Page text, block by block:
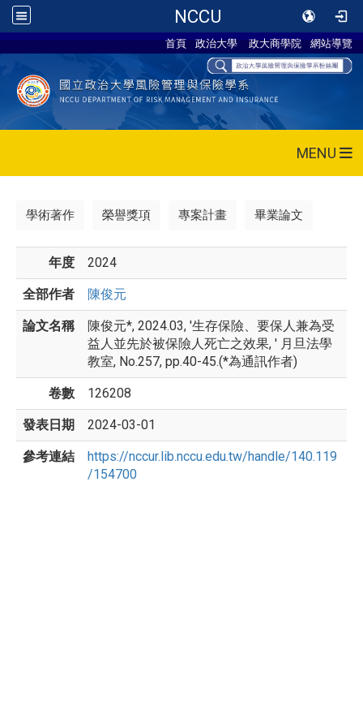
NCCU
首頁 政治大學 政大商學院 網站導覽
MENU
學術著作 榮譽獎項 專案計畫 畢業論文
年度 2024
全部作者 陳俊元
論文名稱
陳俊元*, 2024.03, '生存保險、要保人兼為受
益人並先於被保險人死亡之效果, ' 月旦法學
教室, No.257, pp.40-45.(*為通訊作者)
卷數 126208
發表日期 2024-03-01
參考連結
https://nccur.lib.nccu.edu.tw/handle/140.119
/154700